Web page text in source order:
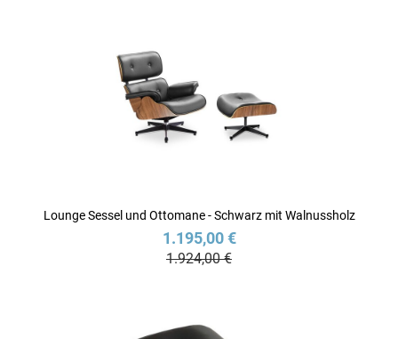
Lounge Sessel und Ottomane - Schwarz mit Walnussholz
1.195,00 €
1.924,00 €